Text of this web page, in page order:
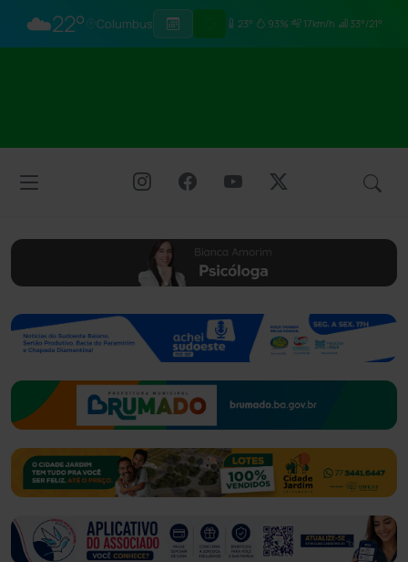
☁️22° Columbus 23° 93% 17km/h 33°/21°